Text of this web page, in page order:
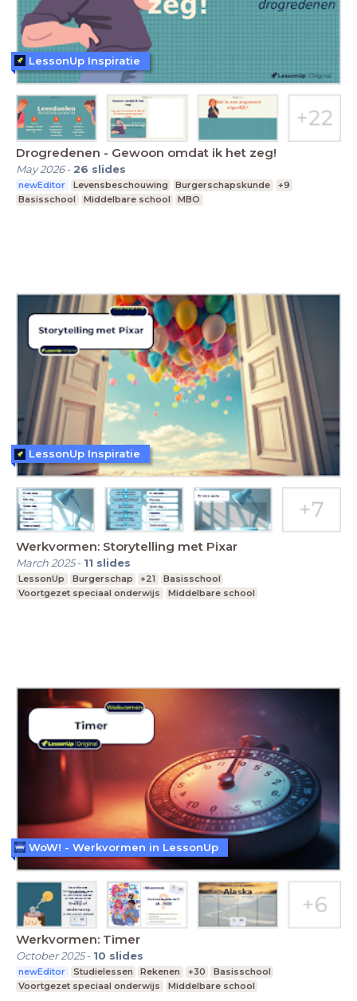
Drogredenen - Gewoon omdat ik het zeg!
May 2026- 26 slides
newEditor Levensbeschouwing Burgerschapskunde
+9
Basisschool
Middelbare school MBO
LessonUp Inspiratie
Werkvormen: Storytelling met Pixar
March 2025- 11 slides
LessonUp Burgerschap +21
Basisschool
Voortgezet speciaal onderwijs
Middelbare school
LessonUp Inspiratie
Werkvormen: Timer
October 2025- 10 slides
newEditor Studielessen Rekenen +30
Basisschool
Voortgezet speciaal onderwijs
Middelbare school
WoW! - Werkvormen in LessonUp